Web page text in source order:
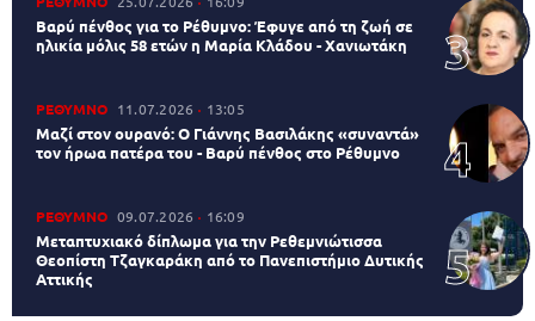
Βαρύ πένθος για το Ρέθυμνο: Έφυγε από τη ζωή σε
ηλικία μόλις 58 ετών η Μαρία Κλάδου - Χανιωτάκη
ΡΕΘΥΜΝΟ 11.07.2026 13:05
Μαζί στον ουρανό: Ο Γιάννης Βασιλάκης «συναντά»
τον ήρωα πατέρα του - Βαρύ πένθος στο Ρέθυμνο
ΡΕΘΥΜΝΟ 09.07.2026 16:09
Μεταπτυχιακό δίπλωμα για την Ρεθεμνιώτισσα
Θεοπίστη Τζαγκαράκη από το Πανεπιστήμιο Δυτικής
Αττικής